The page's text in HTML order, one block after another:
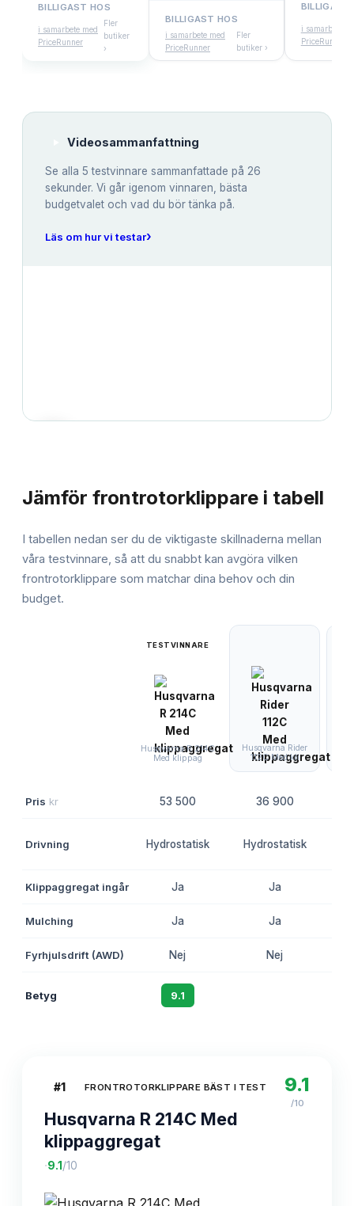
BILLIGAST HOS
i samarbete med
PriceRunner
Fler
butiker
›
BILLIGAST HOS
i samarbete med
PriceRunner
Fler
butiker ›
BILLIGAST
i samarbete
PriceRunner
Videosammanfattning
Se alla 5 testvinnare sammanfattade på 26
sekunder. Vi går igenom vinnaren, bästa
budgetvalet och vad du bör tänka på.
Läs om hur vi testar›
Jämför frontrotorklippare i tabell
I tabellen nedan ser du de viktigaste skillnaderna mellan
våra testvinnare, så att du snabbt kan avgöra vilken
frontrotorklippare som matchar dina behov och din
budget.
TESTVINNARE
Husqvarna R 214C
Med klippag
Husqvarna Rider
112C Med kli
Pris kr 53 500 36 900
Drivning Hydrostatisk Hydrostatisk
Klippaggregat ingår Ja Ja
Mulching Ja Ja
Fyrhjulsdrift (AWD) Nej Nej
Betyg 9.1
#1 FRONTROTORKLIPPARE BÄST I TEST
Husqvarna R 214C Med
klippaggregat
·9.1 /10
9.1
/10